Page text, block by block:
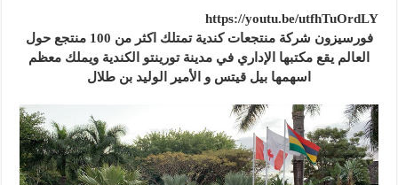
https://youtu.be/utfhTuOrdLY
فورسيزون شركة منتجعات كندية تمتلك اكثر من 100 منتجع حول
العالم يقع مكتبها الإداري في مدينة تورينتو الكندية ويملك معظم
اسهمها بيل قيتس و الأمير الوليد بن طلال